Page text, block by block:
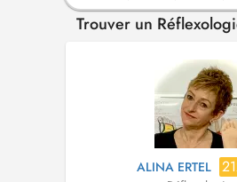
Trouver un
ALINA ERTEL